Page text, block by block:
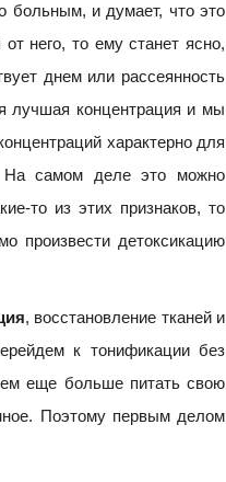
больным, и думает, что это
него, то ему станет ясно,
днем или рассеянность
лучшая концентрация и мы
характерно для
На самом деле это можно
то из этих признаков, то
произвести детоксикацию
, восстановление тканей и
к тонификации без
еще больше питать свою
Поэтому первым делом